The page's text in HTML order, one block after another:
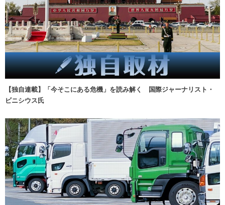
【独自連載】「今そこにある危機」を読み解く 国際ジャーナリスト・
ビニシウス氏